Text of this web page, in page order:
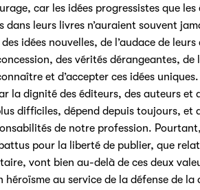
car les idées progressistes que
dans leurs livres n’auraient souvent
idées nouvelles, de l’audace de
des vérités dérangeantes, de
et d’accepter ces idées
la dignité des éditeurs, des auteurs et
difficiles, dépend depuis toujours, et
de notre profession.
pour la liberté de publier, que
vont bien au-delà de ces deux
héroïsme au service de la défense de